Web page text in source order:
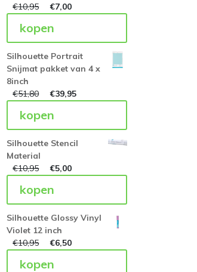
€10,95 €7,00
kopen
Silhouette Portrait
Snijmat pakket van 4 x
8inch
€51,80 €39,95
kopen
Silhouette Stencil
Material
€10,95 €5,00
kopen
Silhouette Glossy Vinyl
Violet 12 inch
€10,95 €6,50
kopen